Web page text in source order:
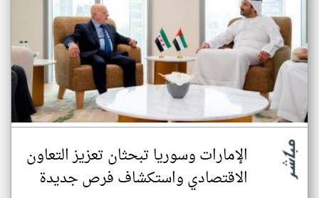
الإمارات وسوريا تبحثان تعزيز التعاون
الاقتصادي واستكشاف فرص جديدة